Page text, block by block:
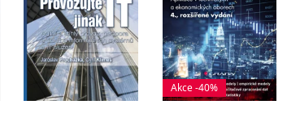
Akce -40%